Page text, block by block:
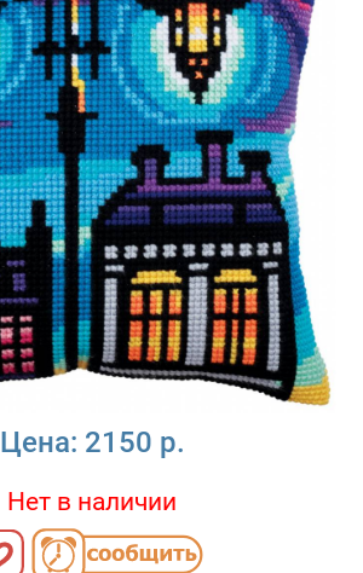
Цена: 2150 р.
Нет в наличии